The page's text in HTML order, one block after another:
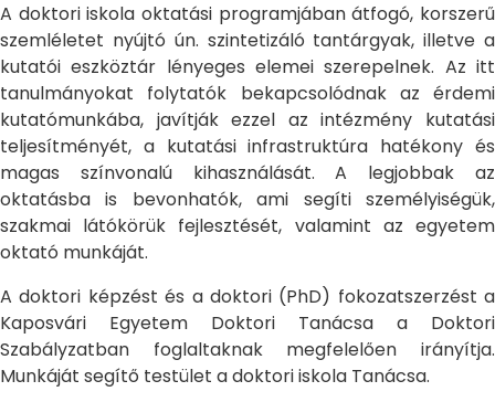
A doktori iskola oktatási programjában átfogó, korszerű
szemléletet nyújtó ún. szintetizáló tantárgyak, illetve a
kutatói eszköztár lényeges elemei szerepelnek. Az itt
tanulmányokat folytatók bekapcsolódnak az érdemi
kutatómunkába, javítják ezzel az intézmény kutatási
teljesítményét, a kutatási infrastruktúra hatékony és
magas színvonalú kihasználását. A legjobbak az
oktatásba is bevonhatók, ami segíti személyiségük,
szakmai látókörük fejlesztését, valamint az egyetem
oktató munkáját.
A doktori képzést és a doktori (PhD) fokozatszerzést a
Kaposvári Egyetem Doktori Tanácsa a Doktori
Szabályzatban foglaltaknak megfelelően irányítja.
Munkáját segítő testület a doktori iskola Tanácsa.